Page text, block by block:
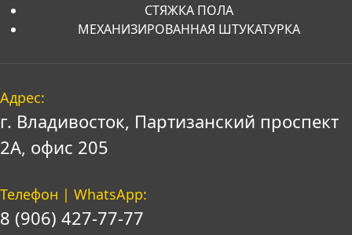
СТЯЖКА ПОЛА
МЕХАНИЗИРОВАННАЯ ШТУКАТУРКА
Адрес:
г. Владивосток, Партизанский проспект
2А, офис 205
Телефон | WhatsApp:
8 (906) 427-77-77